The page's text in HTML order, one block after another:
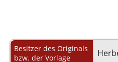
Besitzer des Originals
bzw. der Vorlage